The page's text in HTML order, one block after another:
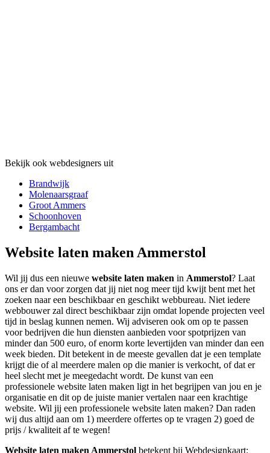
Bekijk ook webdesigners uit
Brandwijk
Molenaarsgraaf
Groot Ammers
Schoonhoven
Bergambacht
Website laten maken Ammerstol
Wil jij dus een nieuwe website laten maken in Ammerstol? Laat
ons er dan voor zorgen dat jij niet nog meer tijd kwijt bent met het
zoeken naar een beschikbaar en geschikt webbureau. Niet iedere
webbouwer zal direct beschikbaar zijn omdat lopende projecten veel
tijd in beslag kunnen nemen. Wij adviseren ook om op te passen
voor bedrijven die hun diensten aanbieden voor spotprijzen van
minder dan 500 euro, of enorm korte levertijden van minder dan een
week bieden. Dit betekent in de meeste gevallen dat je een template
krijgt die of al meerdere malen op die manier is verkocht, of dat er
heel slecht met je meegedacht wordt. De kunst van een
professionele website laten maken ligt in het begrijpen van jou en je
organisatie en dit op de juiste manier vertalen naar een krachtige
website. Wil jij een professionele website laten maken? Dan raden
wij dus altijd aan om 1) meerdere offertes op te vragen 2) goed de
prijs / kwaliteit af te wegen!
Website laten maken Ammerstol betekent bij Webdesignkaart: